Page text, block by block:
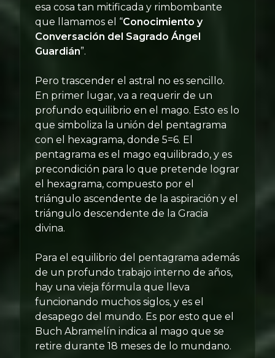
esa cosa tan mitificada y rimbombante
que llamamos el “Conocimiento y
Conversación del Sagrado Ángel
Guardián”.
Pero trascender el astral no es sencillo.
En primer lugar, va a requerir de un
profundo equilibrio en el mago. Esto es lo
que simboliza la unión del pentagrama
con el hexagrama, donde 5=6. El
pentagrama es el mago equilibrado, y es
precondición para lo que pretende lograr
el hexagrama, compuesto por el
triángulo ascendente de la aspiración y el
triángulo descendente de la Gracia
divina.
Para el equilibrio del pentagrama además
de un profundo trabajo interno de años,
hay una vieja fórmula que lleva
funcionando muchos siglos, y es el
desapego del mundo. Es por esto que el
Buch Abramelín indica al mago que se
retire durante 18 meses de lo mundano.